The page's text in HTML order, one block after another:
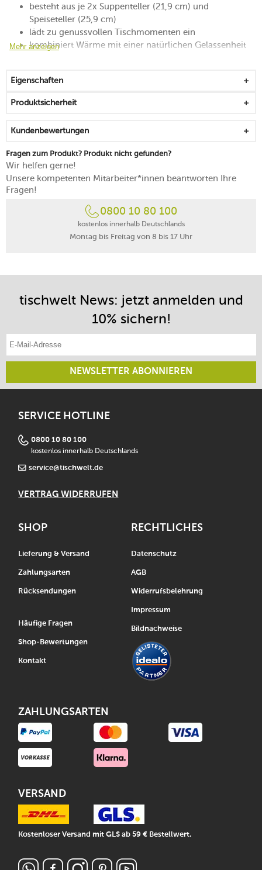
besteht aus je 2x Suppenteller (21,9 cm) und
Speiseteller (25,9 cm)
lädt zu genussvollen Tischmomenten ein
kombiniert Wärme mit einer natürlichen Gelassenheit
mikrowellengeeignet
spülmaschinenfest
Mehr anzeigen
Eigenschaften
Produktsicherheit
Kundenbewertungen
Fragen zum Produkt? Produkt nicht gefunden?
Wir helfen gerne!
Unsere kompetenten Mitarbeiter*innen beantworten Ihre
Fragen!
0800 10 80 100
kostenlos innerhalb Deutschlands
Montag bis Freitag von 8 bis 17 Uhr
tischwelt News: jetzt anmelden und
10% sichern!
NEWSLETTER ABONNIEREN
SERVICE HOTLINE
0800 10 80 100
kostenlos innerhalb Deutschlands
service@tischwelt.de
VERTRAG WIDERRUFEN
SHOP
Lieferung & Versand
Zahlungsarten
Rücksendungen
Häufige Fragen
Shop-Bewertungen
Kontakt
RECHTLICHES
Datenschutz
AGB
Widerrufsbelehrung
Impressum
Bildnachweise
ZAHLUNGSARTEN
VERSAND
Kostenloser Versand mit GLS ab 59 € Bestellwert.